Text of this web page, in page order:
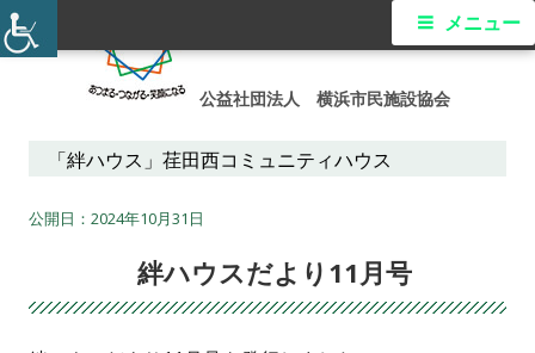
コ
ン
公益社団法人 横浜市民施設協会
メ
ニ
メニュー
「絆ハウス」荏田西コミュニティハウス
2024年10月31日
絆ハウスだより11月号